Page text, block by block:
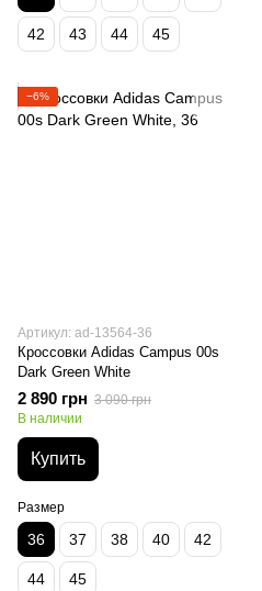
42 43 44 45
−6%
Артикул: ad-13564-36
Кроссовки Adidas Campus 00s
Dark Green White
2 890 грн 3 090 грн
В наличии
Купить
Размер
36 37 38 40 42
44 45